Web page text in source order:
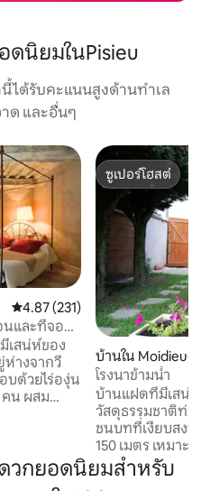
นิยมในPisieu
ได้รับคะแนนสูงด้านทำเล
ด และอื่นๆ
คะแนนเฉลี่ย 4.87 จาก 5, 231 รีวิว
4.87 (231)
นและที่จอด
เสน่ห์ของ
ห่างจากวี
บด้วยไร่องุ่น
คน ผสม
และพื้นที่
ซูเปอร์โฮสต์
ซูเปอร์โฮสต์
บ้านใน Moidieu-
โรงนาข้ามน้ำ
บ้านแฝดที่มีเสน่ห์
วัสดุธรรมชาติท่าม
ชนบทที่เงียบสงบม
150 เมตร เหมาะส
จักรยานเสริมสร้า
จัดงานสังสรรค์ส่ว
วกยอดนิยมสำหรับ